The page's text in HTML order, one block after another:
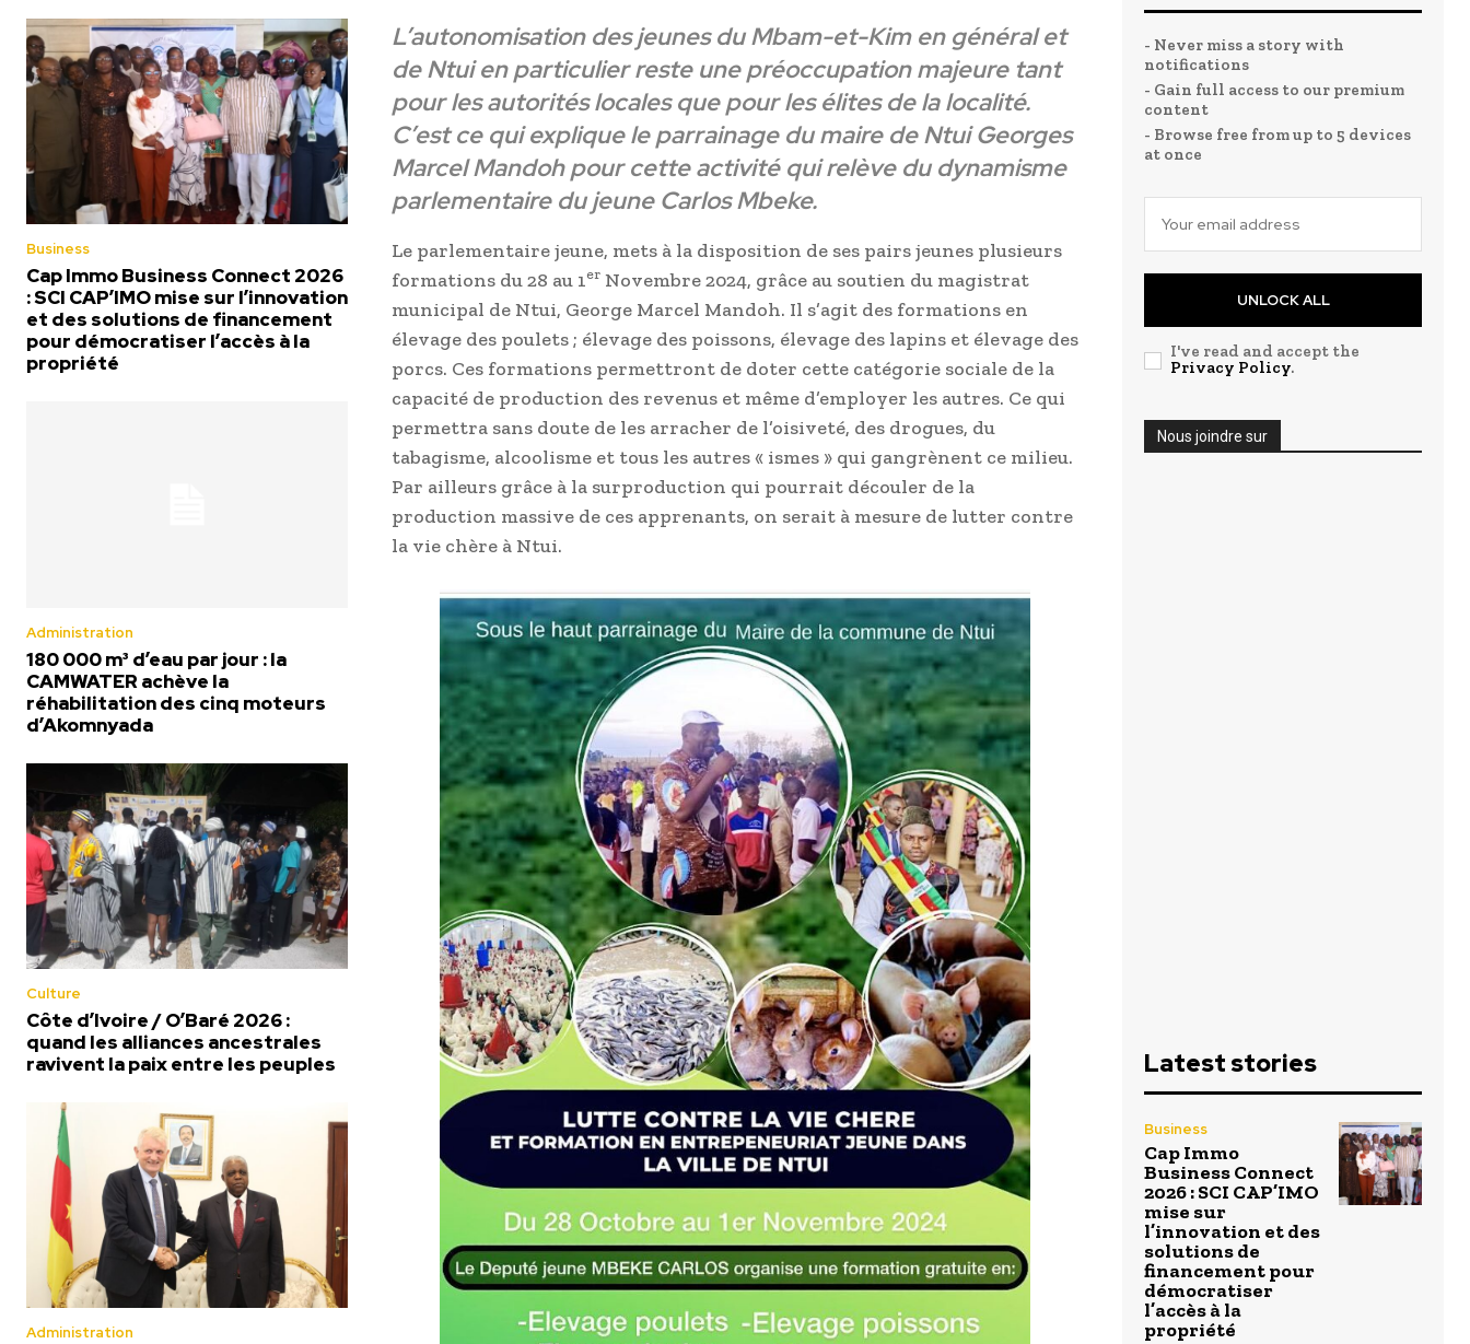
Business
Cap Immo Business Connect 2026
: SCI CAP’IMO mise sur l’innovation
et des solutions de financement
pour démocratiser l’accès à la
propriété
Administration
180 000 m³ d’eau par jour : la
CAMWATER achève la
réhabilitation des cinq moteurs
d’Akomnyada
Culture
Côte d’Ivoire / O’Baré 2026 :
quand les alliances ancestrales
ravivent la paix entre les peuples
Administration
L’autonomisation des jeunes du Mbam-et-Kim en général et
de Ntui en particulier reste une préoccupation majeure tant
pour les autorités locales que pour les élites de la localité.
C’est ce qui explique le parrainage du maire de Ntui Georges
Marcel Mandoh pour cette activité qui relève du dynamisme
parlementaire du jeune Carlos Mbeke.
Le parlementaire jeune, mets à la disposition de ses pairs jeunes plusieurs
formations du 28 au 1er Novembre 2024, grâce au soutien du magistrat
municipal de Ntui, George Marcel Mandoh. Il s’agit des formations en
élevage des poulets ; élevage des poissons, élevage des lapins et élevage des
porcs. Ces formations permettront de doter cette catégorie sociale de la
capacité de production des revenus et même d’employer les autres. Ce qui
permettra sans doute de les arracher de l’oisiveté, des drogues, du
tabagisme, alcoolisme et tous les autres « ismes » qui gangrènent ce milieu.
Par ailleurs grâce à la surproduction qui pourrait découler de la
production massive de ces apprenants, on serait à mesure de lutter contre
la vie chère à Ntui.
- Never miss a story with
notifications
- Gain full access to our premium
content
- Browse free from up to 5 devices
at once
UNLOCK ALL
I've read and accept the
Privacy Policy.
Nous joindre sur
Latest stories
Business
Cap Immo
Business Connect
2026 : SCI CAP’IMO
mise sur
l’innovation et des
solutions de
financement pour
démocratiser
l’accès à la
propriété